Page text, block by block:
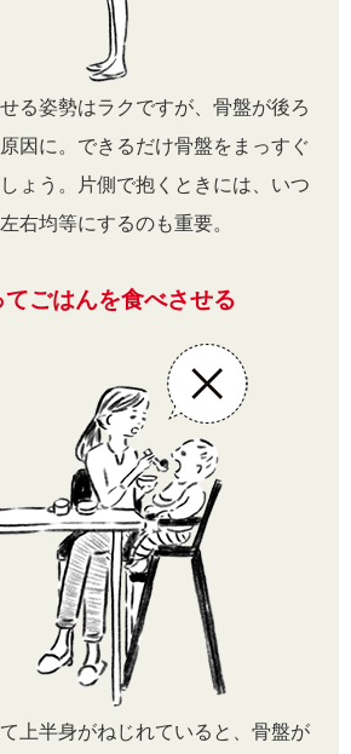
る姿勢はラクですが、骨盤が後ろ
因に。できるだけ骨盤をまっすぐ
ょう。片側で抱くときには、いつ
右均等にするのも重要。
ごはんを食べさせる
上半身がねじれていると、骨盤が